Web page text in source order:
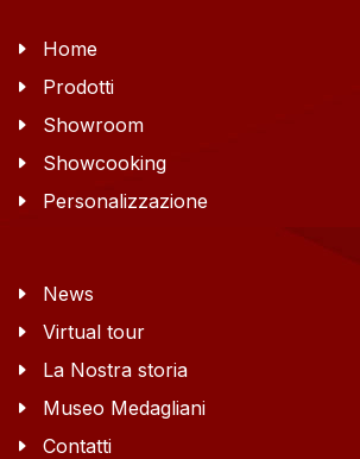
Home
Prodotti
Showroom
Showcooking
Personalizzazione
News
Virtual tour
La Nostra storia
Museo Medagliani
Contatti